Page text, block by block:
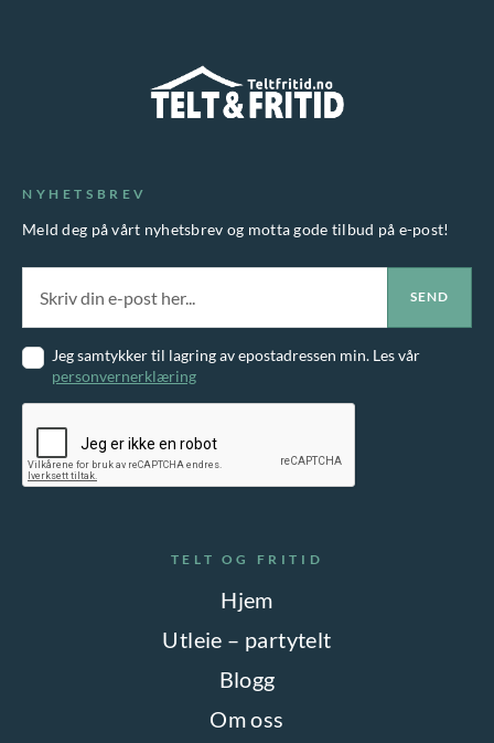
TELT OG FRITID
Hjem
Utleie – partytelt
Blogg
Om oss
NYHETSBREV
Meld deg på vårt nyhetsbrev og motta gode tilbud på e-post!
Jeg samtykker til lagring av epostadressen min. Les vår
personvernerklæring